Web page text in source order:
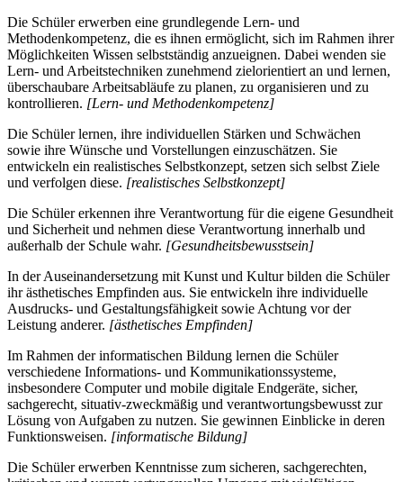
Die Schüler erwerben eine grundlegende Lern- und
Methodenkompetenz, die es ihnen ermöglicht, sich im Rahmen ihrer
Möglichkeiten Wissen selbstständig anzueignen. Dabei wenden sie
Lern- und Arbeitstechniken zunehmend zielorientiert an und lernen,
überschaubare Arbeitsabläufe zu planen, zu organisieren und zu
kontrollieren. [Lern- und Methodenkompetenz]
Die Schüler lernen, ihre individuellen Stärken und Schwächen
sowie ihre Wünsche und Vorstellungen einzuschätzen. Sie
entwickeln ein realistisches Selbstkonzept, setzen sich selbst Ziele
und verfolgen diese. [realistisches Selbstkonzept]
Die Schüler erkennen ihre Verantwortung für die eigene Gesundheit
und Sicherheit und nehmen diese Verantwortung innerhalb und
außerhalb der Schule wahr. [Gesundheitsbewusstsein]
In der Auseinandersetzung mit Kunst und Kultur bilden die Schüler
ihr ästhetisches Empfinden aus. Sie entwickeln ihre individuelle
Ausdrucks- und Gestaltungsfähigkeit sowie Achtung vor der
Leistung anderer. [ästhetisches Empfinden]
Im Rahmen der informatischen Bildung lernen die Schüler
verschiedene Informations- und Kommunikationssysteme,
insbesondere Computer und mobile digitale Endgeräte, sicher,
sachgerecht, situativ-zweckmäßig und verantwortungsbewusst zur
Lösung von Aufgaben zu nutzen. Sie gewinnen Einblicke in deren
Funktionsweisen. [informatische Bildung]
Die Schüler erwerben Kenntnisse zum sicheren, sachgerechten,